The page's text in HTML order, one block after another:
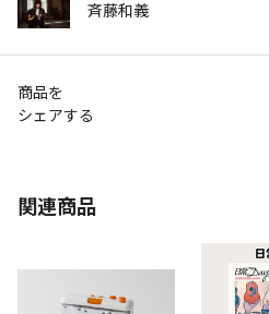
斉藤和義
商品を
シェアする
関連商品